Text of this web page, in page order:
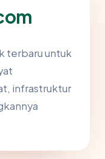
terbaru untuk
infrastruktur